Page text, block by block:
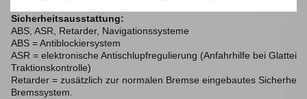
Sicherheitsausstattung:
ABS, ASR, Retarder, Navigationssysteme
ABS = Antiblockiersystem
ASR = elektronische Antischlupfregulierung (Anfahrhilfe bei Glatteis -
Traktionskontrolle)
Retarder = zusätzlich zur normalen Bremse eingebautes
Bremssystem.